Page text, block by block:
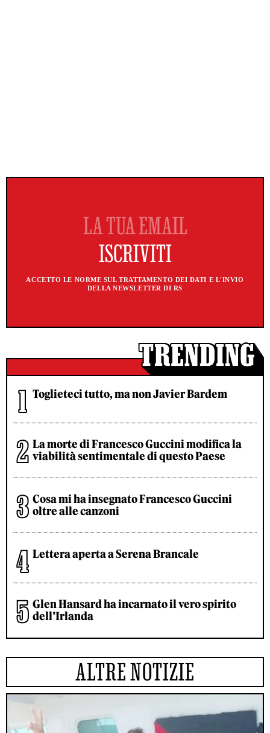
ACCETTO LE NORME SUL TRATTAMENTO DEI DATI E L'INVIO
DELLA NEWSLETTER DI RS
Toglieteci tutto, ma non Javier Bardem
La morte di Francesco Guccini modifica la
viabilità sentimentale di questo Paese
Cosa mi ha insegnato Francesco Guccini
oltre alle canzoni
Lettera aperta a Serena Brancale
Glen Hansard ha incarnato il vero spirito
dell’Irlanda
ALTRE NOTIZIE